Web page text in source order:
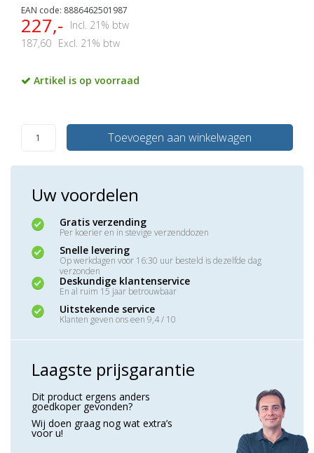
EAN code: 8886462501987
227,-
Incl. 21% btw
187,60 Excl. 21% btw
Artikel is op voorraad
Toevoegen aan winkelwagen
Uw voordelen
Gratis verzending
Per koerier en in stevige verzenddozen
Snelle levering
Op werkdagen voor 16:30 uur besteld is dezelfde dag
verzonden
Deskundige klantenservice
En al ruim 15 jaar betrouwbaar
Uitstekende service
Klanten geven ons een 9,4 / 10
Laagste prijsgarantie
Dit product ergens anders
goedkoper gevonden?
Wij doen graag nog wat extra’s
voor u!